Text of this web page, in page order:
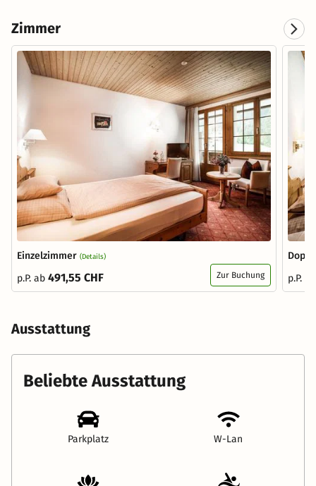
Zimmer
Einzelzimmer (Details)
p.P. ab 491,55 CHF Zur Buchung
p.P.
Ausstattung
Beliebte Ausstattung
Parkplatz W-Lan